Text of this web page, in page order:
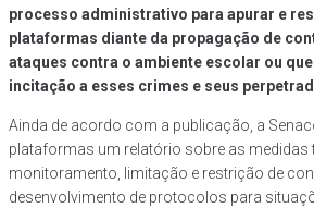
processo administrativo para apurar e
plataformas diante da propagação de
ataques contra o ambiente escolar ou
incitação a esses crimes e seus
Ainda de acordo com a publicação, a
plataformas um relatório sobre as medidas
monitoramento, limitação e restrição de
desenvolvimento de protocolos para